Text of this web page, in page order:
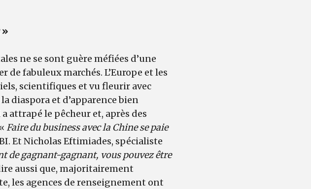
»
ne se sont guère méfiées d’une
fabuleux marchés. L’Europe et les
scientifiques et vu fleurir avec
diaspora et d’apparence bien
attrapé le pêcheur et, après des
Faire du business avec la Chine se paie
Et Nicholas Eftimiades, spécialiste
de gagnant-gagnant, vous pouvez être
aussi que, majoritairement
les agences de renseignement ont